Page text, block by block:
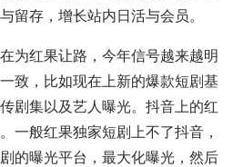
留存，增长站内日活与会员。
为红果让路，今年信号越来越明
致，比如现在上新的爆款短剧基
剧集以及艺人曝光。抖音上的红
一般红果独家短剧上不了抖音，
的曝光平台，最大化曝光，然后